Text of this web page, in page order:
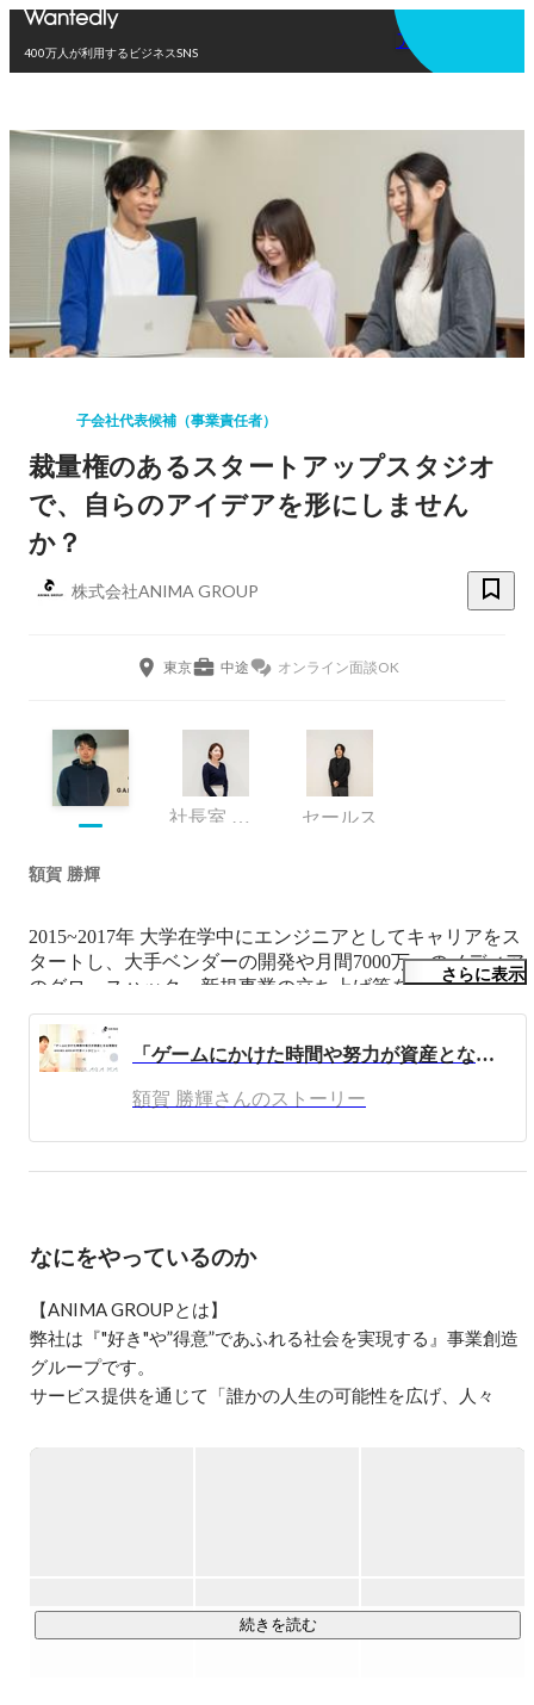
400万人が利用するビジネスSNS
アプリを使う
子会社代表候補（事業責任者）
裁量権のあるスタートアップスタジオ
で、自らのアイデアを形にしません
か？
株式会社ANIMA GROUP
東京 中途 オンライン面談OK
社長室 Culture Design & Experience 責任者 セールス
額賀 勝輝
2015~2017年 大学在学中にエンジニアとしてキャリアをス
タートし、大手ベンダーの開発や月間7000万pvのメディア
のグロースハック、新規事業の立ち上げ等を行ないまし
た。
事業を通じて誰かの人生の可能性を広げ、人々が"好
を目指し、領域問わずチャレンジしていきます。
さらに表示
「ゲームにかけた時間や努力が資産となる常識をつくる」ANIMA GROUP代表インタビュー
額賀 勝輝さんのストーリー
なにをやっているのか
【ANIMA GROUPとは】
弊社は『"好き"や”得意”であふれる社会を実現する』事業創造
グループです。
サービス提供を通じて「誰かの人生の可能性を広げ、人々
とを目指し、領域問わず挑戦しています。
続きを読む